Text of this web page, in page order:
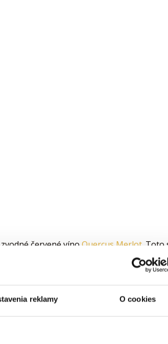
reklamy O cookies
červené vínoQuercus Merlot .
aj pizza 🧡🥂